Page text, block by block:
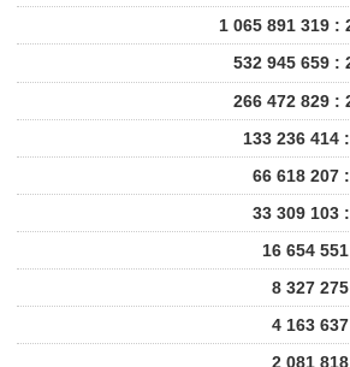
1 065 891 319 :
532 945 659 :
266 472 829 :
133 236 414
66 618 207
33 309 103
16 654
8 327
4 163
2 081